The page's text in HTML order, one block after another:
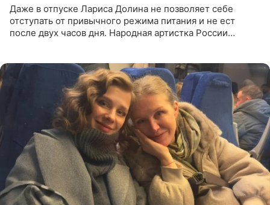
Даже в отпуске Лариса Долина не позволяет себе
отступать от привычного режима питания и не ест
после двух часов дня. Народная артистка России